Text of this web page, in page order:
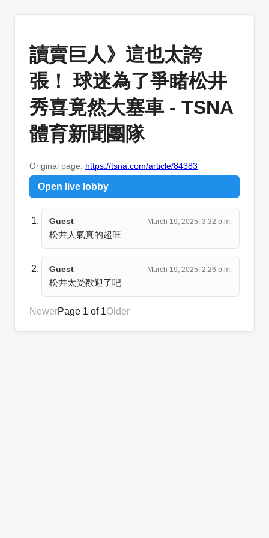
讀賣巨人》這也太誇
張！ 球迷為了爭睹松井
秀喜竟然大塞車 - TSNA
體育新聞團隊
Original page: https://tsna.com/article/84383
Open live lobby
Guest March 19, 2025, 3:32 p.m.
松井人氣真的超旺
Guest March 19, 2025, 2:26 p.m.
松井太受歡迎了吧
NewerPage 1 of 1Older